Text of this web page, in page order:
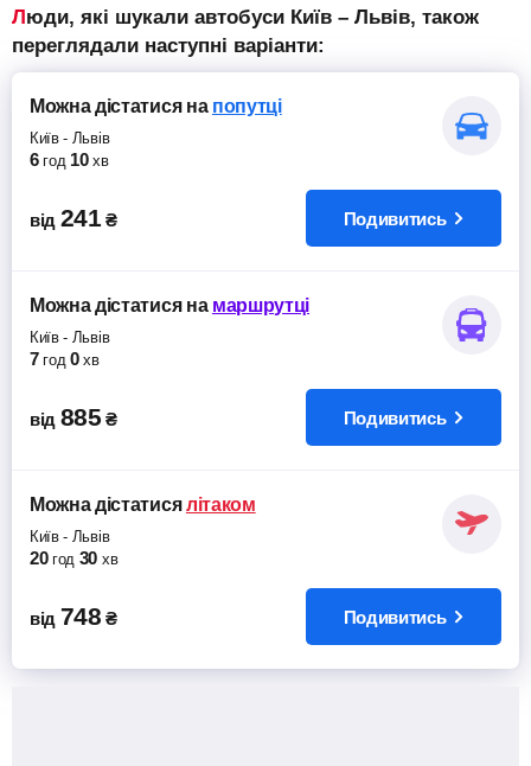
Люди, які шукали автобуси Київ – Львів, також
переглядали наступні варіанти:
Можна дістатисяна попутці
Київ- Львів
6 год 10 хв
від 241 ₴ Подивитись
Можна дістатисяна маршрутці
Київ- Львів
7 год 0 хв
від 885 ₴ Подивитись
Можна дістатися літаком
Київ- Львів
20 год 30 хв
від 748 ₴ Подивитись